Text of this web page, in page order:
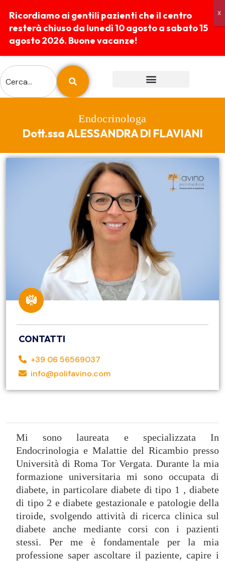
Endocrinologa
Dott.ssa ALESSANDRA DI FLAVIANI
CONTATTI
+39 06 56569037
info@polifavino.com
Mi sono laureata e specializzata In
Endocrinologia e Malattie del Ricambio presso
Università di Roma Tor Vergata. Durante la mia
formazione universitaria mi sono occupata di
diabete, in particolare diabete di tipo 1 , diabete
di tipo 2 e diabete gestazionale e patologie della
tiroide, svolgendo attività di ricerca clinica sul
diabete anche mediante corsi con i pazienti
stessi. Per me è fondamentale per la mia
professione saper ascoltare il paziente, capire i
Ricordiamo ai gentili pazienti che il centro
resterà chiuso da lunedì 10 agosto a sabato 15
agosto 2026. Buone vacanze!